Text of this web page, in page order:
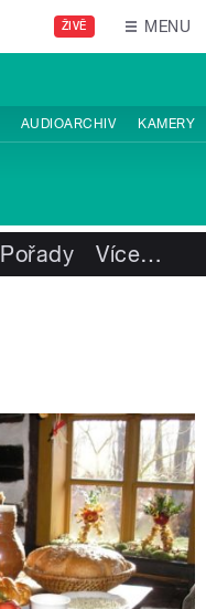
ŽIVĚ MENU
AUDIOARCHIV KAMERY
Pořady Více…